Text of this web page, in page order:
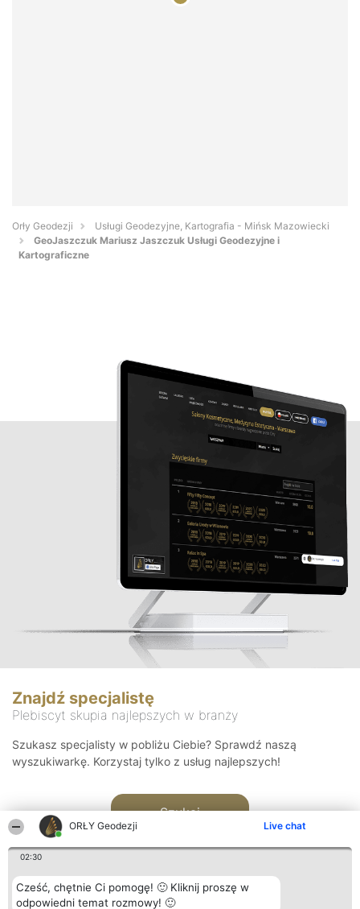
ORŁY Geodezji Live chat
02:30
Cześć, chętnie Ci pomogę! 🙂 Kliknij proszę w
odpowiedni temat rozmowy! 🙂
Orły Geodezji
Usługi Geodezyjne, Kartografia - Mińsk Mazowiecki
GeoJaszczuk Mariusz Jaszczuk Usługi Geodezyjne i
Kartograficzne
Znajdź specjalistę
Plebiscyt skupia najlepszych w branży
Szukasz specjalisty w pobliżu Ciebie? Sprawdź naszą
wyszukiwarkę. Korzystaj tylko z usług najlepszych!
Szukaj